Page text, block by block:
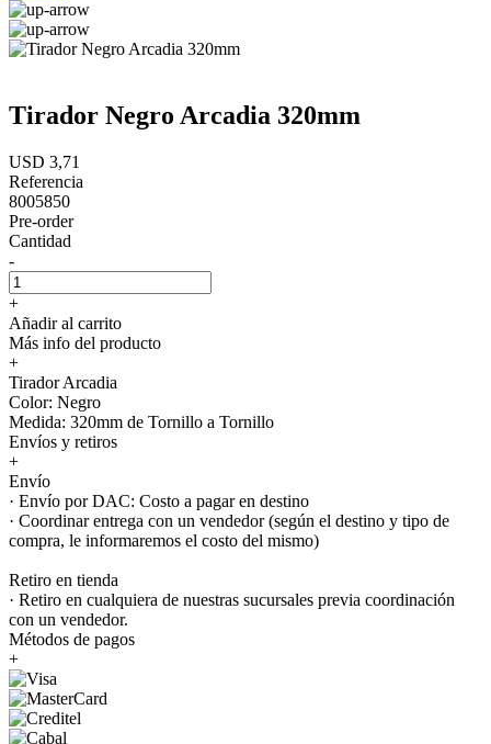
Tirador Negro Arcadia 320mm
USD 3,71
Referencia
8005850
Pre-order
Cantidad
-
+
Añadir al carrito
Más info del producto
+
Tirador Arcadia
Color: Negro
Medida: 320mm de Tornillo a Tornillo
Envíos y retiros
+
Envío
· Envío por DAC: Costo a pagar en destino
· Coordinar entrega con un vendedor (según el destino y tipo de
compra, le informaremos el costo del mismo)
Retiro en tienda
· Retiro en cualquiera de nuestras sucursales previa coordinación
con un vendedor.
Métodos de pagos
+